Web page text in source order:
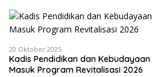
20 Oktober 2025
Kadis Pendidikan dan Kebudayaan
Masuk Program Revitalisasi 2026